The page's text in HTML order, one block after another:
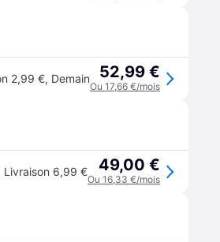
2,99 €, Demain 52,99 €
Ou 17,66 €/mois
Livraison 6,99 € 49,00 €
Ou 16,33 €/mois